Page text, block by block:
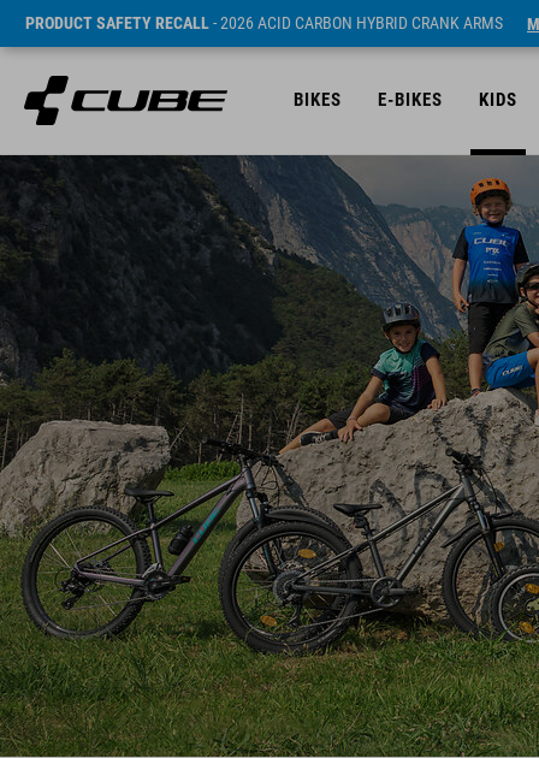
PRODUCT SAFETY RECALL- 2026 ACID CARBON HYBRID CRANK ARMS
BIKES E-BIKES KIDS